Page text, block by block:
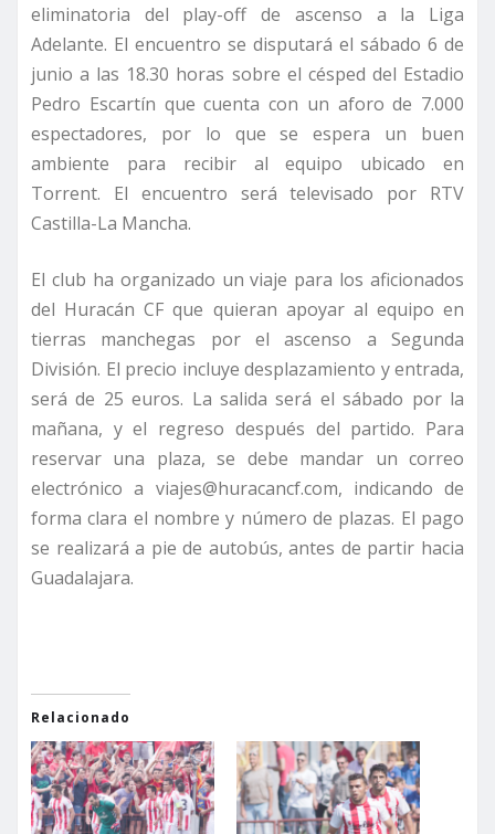
eliminatoria del play-off de ascenso a la Liga
Adelante. El encuentro se disputará el sábado 6 de
junio a las 18.30 horas sobre el césped del Estadio
Pedro Escartín que cuenta con un aforo de 7.000
espectadores, por lo que se espera un buen
ambiente para recibir al equipo ubicado en
Torrent. El encuentro será televisado por RTV
Castilla-La Mancha.
El club ha organizado un viaje para los aficionados
del Huracán CF que quieran apoyar al equipo en
tierras manchegas por el ascenso a Segunda
División. El precio incluye desplazamiento y entrada,
será de 25 euros. La salida será el sábado por la
mañana, y el regreso después del partido. Para
reservar una plaza, se debe mandar un correo
electrónico a viajes@huracancf.com, indicando de
forma clara el nombre y número de plazas. El pago
se realizará a pie de autobús, antes de partir hacia
Guadalajara.
Relacionado